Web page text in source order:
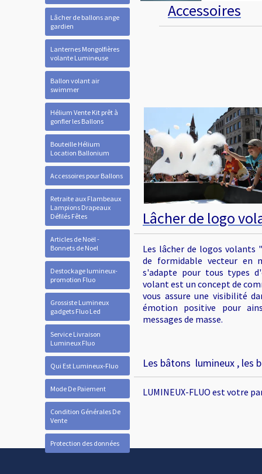
Lâcher de ballons ange
gardien
Lanternes Mongolfières
volante Lumineuse
Ballon volant air
swimmer
Hélium Vente Kit prêt à
gonfler les Ballons
Bouteille Hélium
Location Ballonium
Accessoires pour Ballons
Retraite aux Flambeaux
Lampions Drapeaux
Défilés Fêtes
Articles de Noël -
Bonnets de Noel
Destockage lumineux-
promotion Fluo
Grossiste Lumineux
gadgets Fluo Led
Service Livraison
Lumineux Fluo
Qui Est Lumineux-Fluo
Mode De Paiement
Condition Générales De
Vente
Protection des données
Accessoires
Lâcher de logo
Les lâcher de logos volants
de formidable vecteur en
s'adapte pour tous types
volant est un concept de
vous assure une visibilité
émotion positive pour
messages de masse.
Les bâtons lumineux , les
LUMINEUX-FLUO est votre